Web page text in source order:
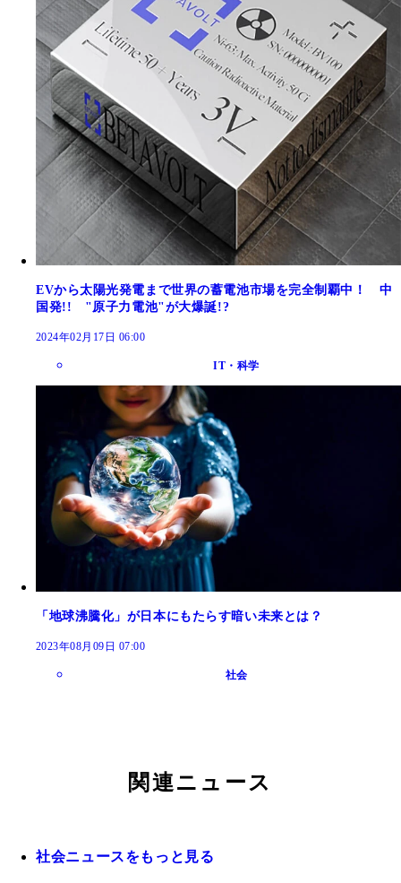
EVから太陽光発電まで世界の蓄電池市場を完全制覇中！ 中
国発!! "原子力電池"が大爆誕!?
2024年02月17日 06:00
IT・科学
「地球沸騰化」が日本にもたらす暗い未来とは？
2023年08月09日 07:00
社会
関連ニュース
社会ニュースをもっと見る